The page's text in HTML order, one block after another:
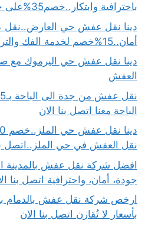
باحترافية وابتكار..خصم35%على جميع خدماتنا
أمان..15%خصم لخدمة الفك والتركيب
العفش
الباحة معنا اتصل بنا الان
نقل العفش في حي الملز..اتصل
جودة، أمان، واحترافية اتصل بنا
بأسعار لا تُقارن اتصل بنا الان